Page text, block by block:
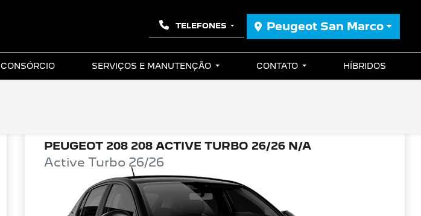
TELEFONES Peugeot San Marco
CONSÓRCIO SERVIÇOS E MANUTENÇÃO CONTATO HÍBRIDOS
PEUGEOT 208 208 ACTIVE TURBO 26/26 N/A
Active Turbo 26/26